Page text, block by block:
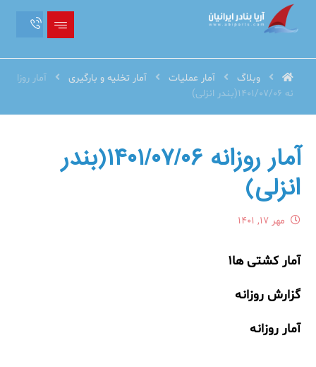
وبلاگ آمار عملیات آمار تخلیه و بارگیری
آمار روزا
نه 1401/07/06(بندر انزلی)
آمار روزانه ۱۴۰۱/۰۷/۰۶(بندر
انزلی)
مهر ۱۷, ۱۴۰۱
آمار کشتی ها۱
گزارش روزانه
آمار روزانه